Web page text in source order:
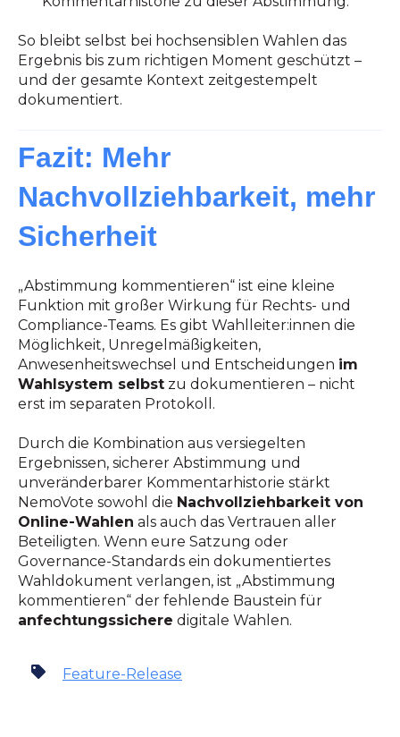
So bleibt selbst bei hochsensiblen Wahlen das
Ergebnis bis zum richtigen Moment geschützt –
und der gesamte Kontext zeitgestempelt
dokumentiert.
Fazit: Mehr
Nachvollziehbarkeit, mehr
Sicherheit
„Abstimmung kommentieren“ ist eine kleine
Funktion mit großer Wirkung für Rechts- und
Compliance-Teams. Es gibt Wahlleiter:innen die
Möglichkeit, Unregelmäßigkeiten,
Anwesenheitswechsel und Entscheidungen im
Wahlsystem selbst zu dokumentieren – nicht
erst im separaten Protokoll.
Durch die Kombination aus versiegelten
Ergebnissen, sicherer Abstimmung und
unveränderbarer Kommentarhistorie stärkt
NemoVote sowohl die Nachvollziehbarkeit von
Online-Wahlen als auch das Vertrauen aller
Beteiligten. Wenn eure Satzung oder
Governance-Standards ein dokumentiertes
Wahldokument verlangen, ist „Abstimmung
kommentieren“ der fehlende Baustein für
anfechtungssichere digitale Wahlen.
Feature-Release